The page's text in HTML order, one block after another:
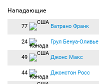
Нападающие
77 Ватрано Франк
24 Грул Бенуа-Оливье
49 Джонс Макс
44 Джонстон Росс